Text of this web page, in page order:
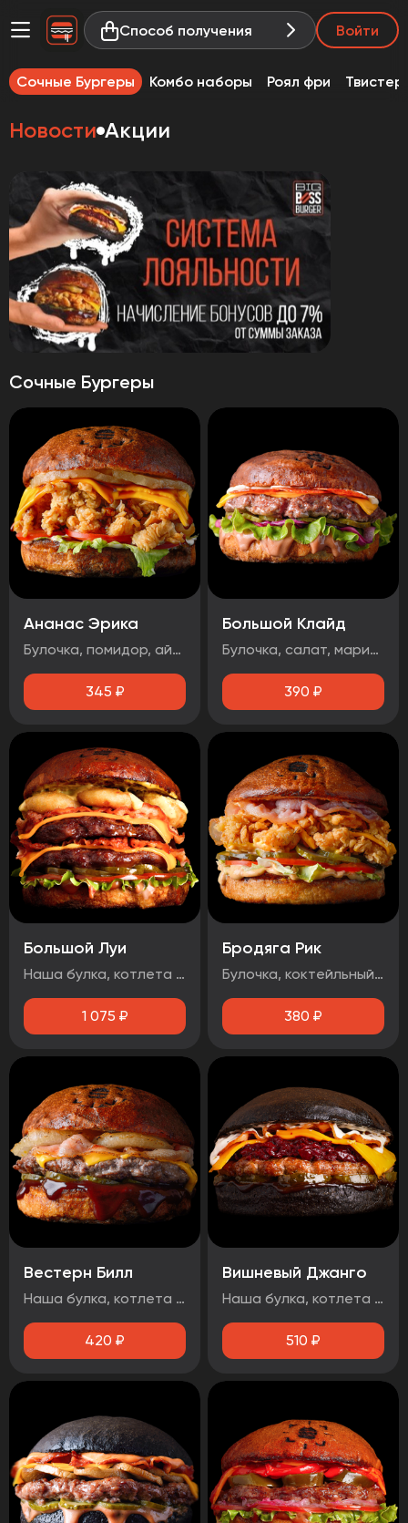
Способ получения Войти
Сочные Бургеры Комбо наборы Роял фри
Новости Акции
Сочные Бургеры
Ананас Эрика
Булочка, помидор, айсберг, ананас, сыр чеддер, фирменная курочка в панировке, майонез, терияки соус
345 ₽
Большой Клайд
Булочка, салат, маринованный огурец, маринованный лук, котлета говядина, чорризо, сыр чеддер, два фирменных соуса.
390 ₽
Большой Луи
Наша булка, котлета говяжья 2шт, помидор, огурец маринованный, луковые кольца, бекон, лист салата, сыр чеддер, соус барбекю, соус медово-горчичный
1 075 ₽
Бродяга Рик
Булочка, коктейльный соус, маринованный огурец, помидоры, фирменная курица в панировке, сыр чеддер, бекон.
380 ₽
Вестерн Билл
Наша булка, котлета говяжья, луковые кольца, огурец маринованный, бекон, сыр чеддер, соус барбекю.
420 ₽
Вишневый Джанго
Наша булка, котлета говяжья, бекон, огурец маринованный, вишнёвый чатни, сыр чеддер, соус барбекю, чесночный соус, Осторожно! Могут попадаться косточки вишни!
510 ₽